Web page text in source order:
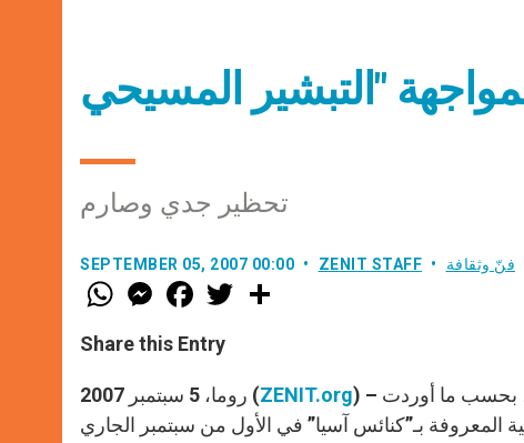
تحظير جدي وصارم
SEPTEMBER 05, 2007 00:00 ZENIT STAFF فنّ وثقافة
W
h
t
s
p
p
M
e
s
e
g
e
r
F
a
e
b
o
k
w
r
Share this Entry
روما، 5 سبتمبر 2007 (ZENIT.org) – اتخذت الحكومة تدابير صارمة ضدّ التبشير المسيحي في كمبوديا، بحسب ما أوردت